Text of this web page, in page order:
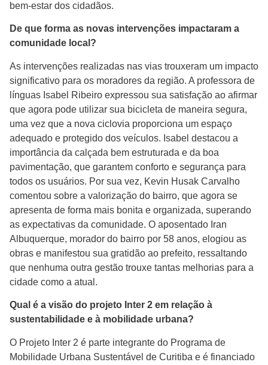
bem-estar dos cidadãos.
De que forma as novas intervenções impactaram a
comunidade local?
As intervenções realizadas nas vias trouxeram um impacto
significativo para os moradores da região. A professora de
línguas Isabel Ribeiro expressou sua satisfação ao afirmar
que agora pode utilizar sua bicicleta de maneira segura,
uma vez que a nova ciclovia proporciona um espaço
adequado e protegido dos veículos. Isabel destacou a
importância da calçada bem estruturada e da boa
pavimentação, que garantem conforto e segurança para
todos os usuários. Por sua vez, Kevin Husak Carvalho
comentou sobre a valorização do bairro, que agora se
apresenta de forma mais bonita e organizada, superando
as expectativas da comunidade. O aposentado Iran
Albuquerque, morador do bairro por 58 anos, elogiou as
obras e manifestou sua gratidão ao prefeito, ressaltando
que nenhuma outra gestão trouxe tantas melhorias para a
cidade como a atual.
Qual é a visão do projeto Inter 2 em relação à
sustentabilidade e à mobilidade urbana?
O Projeto Inter 2 é parte integrante do Programa de
Mobilidade Urbana Sustentável de Curitiba e é financiado